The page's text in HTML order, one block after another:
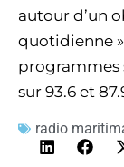
autour d’un
quotidienne
programmes
sur 93.6 et
radio